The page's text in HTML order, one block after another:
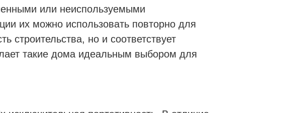
или неиспользуемыми
их можно использовать повторно для
строительства, но и соответствует
такие дома идеальным выбором для